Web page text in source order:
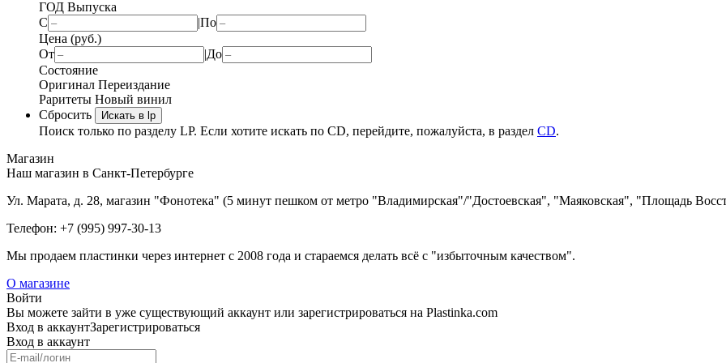
ГОД Выпуска
С
|По
Цена (руб.)
От
|До
Состояние
Оригинал Переиздание
Раритеты Новый винил
Сбросить
Искать в lp
Поиск только по разделу LP. Если хотите искать по CD, перейдите, пожалуйста, в раздел CD.
Магазин
Наш магазин в Санкт-Петербурге
Ул. Марата, д. 28, магазин "Фонотека" (5 минут пешком от метро "Владимирская"/"Достоевская", "Маяковская", "Площадь
Телефон: +7 (995) 997-30-13
Мы продаем пластинки через интернет c 2008 года и стараемся делать всё с "избыточным качеством".
О магазине
Войти
Вы можете зайти в уже существующий аккаунт или зарегистрироваться на Plastinka.com
Вход в аккаунтЗарегистрироваться
Вход в аккаунт